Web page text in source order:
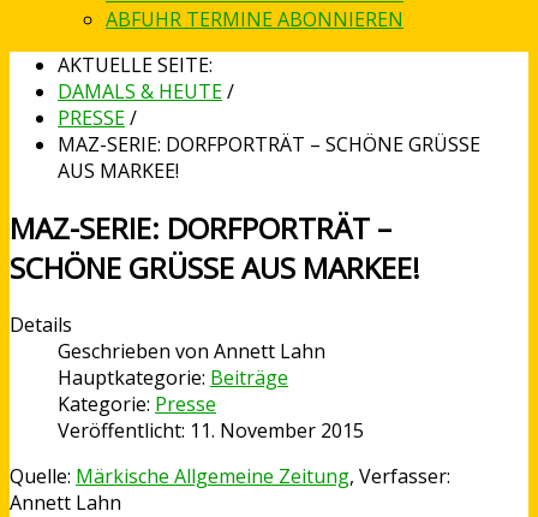
ABFUHR TERMINE ABONNIEREN
AKTUELLE SEITE:
DAMALS & HEUTE/
PRESSE/
MAZ-SERIE: DORFPORTRÄT – SCHÖNE GRÜSSE A
US MARKEE!
MAZ-SERIE: DORFPORTRÄT –
SCHÖNE GRÜSSE AUS MARKEE!
Details
Geschrieben von Annett Lahn
Hauptkategorie: Beiträge
Kategorie: Presse
Veröffentlicht: 11. November 2015
Quelle: Märkische Allgemeine Zeitung, Verfasser:
Annett Lahn